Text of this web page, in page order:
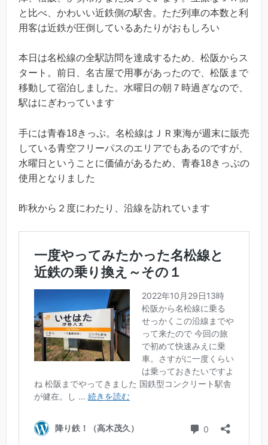
と比べ、かわいい近鉄側の駅舎。ただ列車の本数と利
用客は近鉄が圧倒しているあたりがおもしろい
本日は名松線の全駅訪問を達成するため、松阪からス
タート。前日、名古屋で用事があったので、松阪まで
移動して宿泊しました。水曜日の朝７時過ぎなので、
駅はにぎわっています
手には青春18きっぷ。名松線はＪＲ東海が週末に販売
している青空フリーパスのエリアでもあるのですが、
水曜日ということに価値があるため、青春18きっぷの
使用となりました
昨秋から２度にわたり、沿線を訪れています